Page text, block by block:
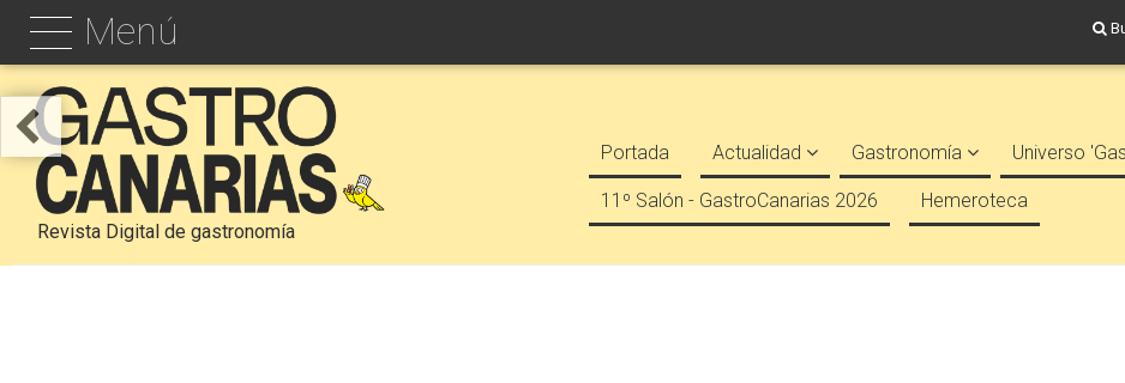
Menú
Revista Digital de gastronomía
Portada Actualidad Gastronomía Universo
11º Salón - GastroCanarias 2026 Hemeroteca